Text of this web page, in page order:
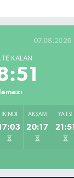
07.08.2026
KALAN
İKINDI AKŞAM
20:17
YATSI
21:51